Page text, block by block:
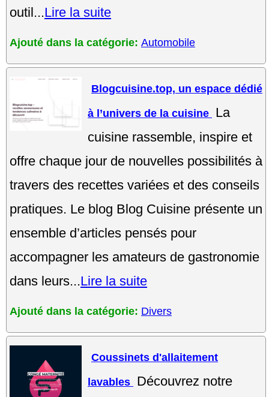
outil...Lire la suite
Ajouté dans la catégorie: Automobile
Blogcuisine.top, un espace dédié
à l’univers de la cuisine La
cuisine rassemble, inspire et
offre chaque jour de nouvelles possibilités à
travers des recettes variées et des conseils
pratiques. Le blog Blog Cuisine présente un
ensemble d’articles pensés pour
accompagner les amateurs de gastronomie
dans leurs...Lire la suite
Ajouté dans la catégorie: Divers
Coussinets d'allaitement
lavables Découvrez notre